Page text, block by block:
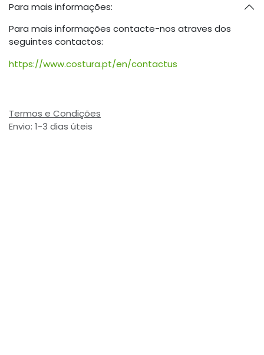
Para mais informações:
Para mais informações contacte-nos atraves dos
seguintes contactos:
https://www.costura.pt/en/contactus
Termos e Condições
Envio: 1-3 dias úteis